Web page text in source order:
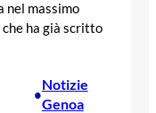
nel massimo
ha già scritto
•
Notizie
Genoa